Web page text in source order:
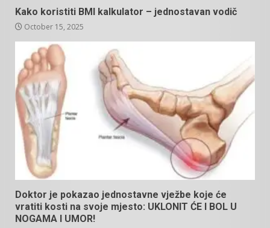
Kako koristiti BMI kalkulator – jednostavan vodič
October 15, 2025
Doktor je pokazao jednostavne vježbe koje će
vratiti kosti na svoje mjesto: UKLONIT ĆE I BOL U
NOGAMA I UMOR!